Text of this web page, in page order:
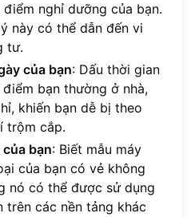
nghỉ dưỡng của bạn.
này có thể dẫn đến vi
tư.
của bạn: Dấu thời gian
bạn thường ở nhà,
khiến bạn dễ bị theo
trộm cắp.
bạn: Biết mẫu máy
của bạn có vẻ không
nó có thể được sử dụng
trên các nền tảng khác